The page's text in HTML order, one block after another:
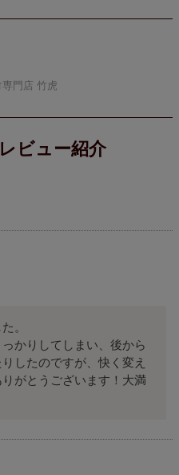
門店 竹虎
。
かりしてしまい、後から
したのですが、快く変え
がとうございます！大満